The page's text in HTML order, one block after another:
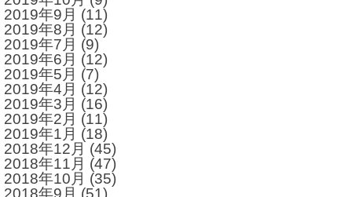
2019年9月 (11)
2019年8月 (12)
2019年7月 (9)
2019年6月 (12)
2019年5月 (7)
2019年4月 (12)
2019年3月 (16)
2019年2月 (11)
2019年1月 (18)
2018年12月 (45)
2018年11月 (47)
2018年10月 (35)
2018年9月 (51)